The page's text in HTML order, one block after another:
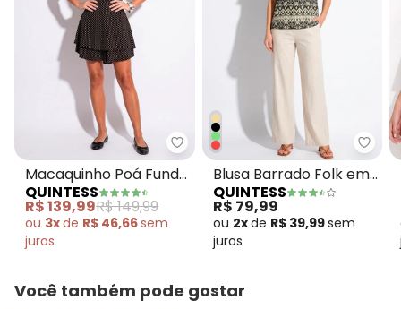
Quintess - Macaquinho Poá
Macaquinho Poá Fundo
Preto em Malha de
Viscose
QUINTESS
R$ 139,99R$ 149,99
ou 3xde R$ 46,66sem
juros
Blusa Barrado Folk em
Malha Fria
QUINTESS
R$ 79,99
ou 2xde R$ 39,99sem
juros
Você também pode gostar